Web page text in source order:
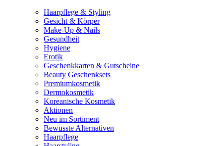
Haarpflege & Styling
Gesicht & Körper
Make-Up & Nails
Gesundheit
Hygiene
Erotik
Geschenkkarten & Gutscheine
Beauty Geschenksets
Premiumkosmetik
Dermokosmetik
Koreanische Kosmetik
Aktionen
Neu im Sortiment
Bewusste Alternativen
Haarpflege